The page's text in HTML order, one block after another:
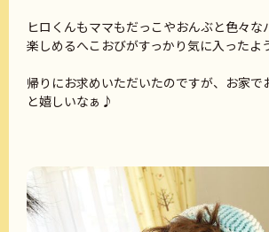
ヒロくんもママもだっこやおんぶと色々な
楽しめるへこおびがすっかり気に入ったよう
帰りにお求めいただいたのですが、お家で
と嬉しいなぁ♪